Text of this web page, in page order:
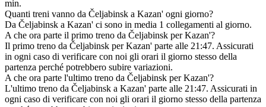
min.
Quanti treni vanno da Čeljabinsk a Kazan' ogni giorno?
Da Čeljabinsk a Kazan' ci sono in media 1 collegamenti al giorno.
A che ora parte il primo treno da Čeljabinsk per Kazan'?
Il primo treno da Čeljabinsk per Kazan' parte alle 21:47. Assicurati
in ogni caso di verificare con noi gli orari il giorno stesso della
partenza perché potrebbero subire variazioni.
A che ora parte l'ultimo treno da Čeljabinsk per Kazan'?
L'ultimo treno da Čeljabinsk a Kazan' parte alle 21:47. Assicurati in
ogni caso di verificare con noi gli orari il giorno stesso della partenza